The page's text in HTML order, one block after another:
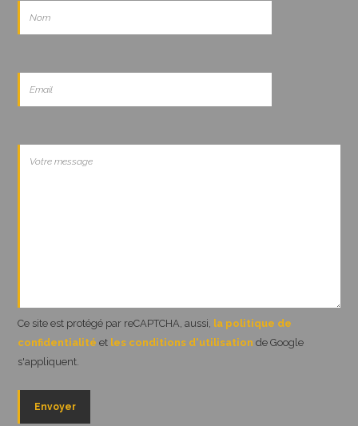
Ce site est protégé par reCAPTCHA, aussi, la politique de
confidentialité et les conditions d'utilisation de Google
s'appliquent.